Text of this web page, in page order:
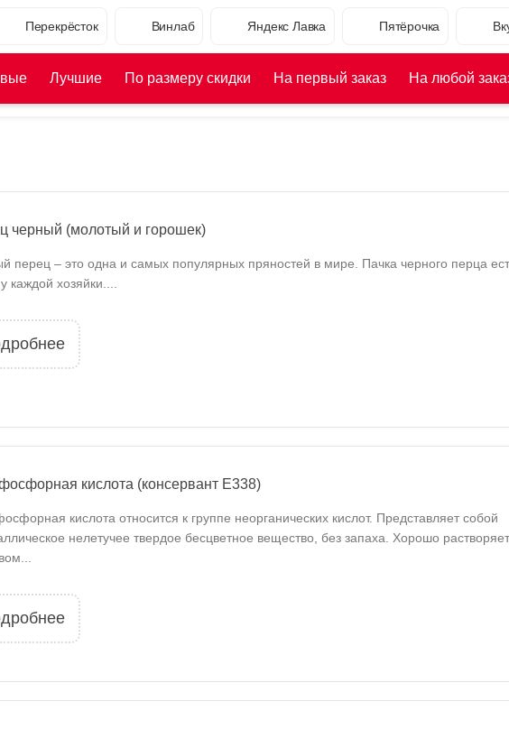
Перекрёсток Винлаб Яндекс Лавка Пятёрочка
Лучшие По размеру скидки На первый заказ На любой
черный (молотый и горошек)
перец – это одна и самых популярных пряностей в мире. Пачка черного перца
каждой хозяйки....
кислота (консервант Е338)
кислота относится к группе неорганических кислот. Представляет собой
нелетучее твердое бесцветное вещество, без запаха. Хорошо